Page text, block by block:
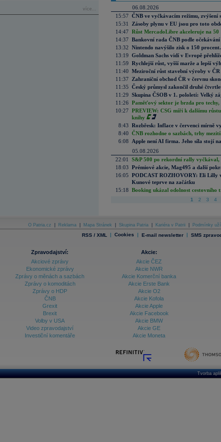
více...
06.08.2026
15:57 ČNB ve vyčkávacím režimu, zvýšení
15:31
Zásoby plynu v EU jsou pro toto
14:47 Růst MercadoLibre akceleruje na
14:37 Bankovní rada ČNB podle
13:32 Nintendo navýšilo zisk o 150
13:19 Goldman Sachs vidí v Evropě
11:59 Rychlejší růst, vyšší marže a lepší
11:40 Meziroční růst stavební výroby v
11:37
Zahraniční obchod ČR v červnu
11:35 Český průmysl zakončil druhé
11:29 Skupina ČSOB v 1. pololetí: Velký
11:26 Paměťový sektor je brzda pro techy,
10:27 PREVIEW: CSG míří k dalšímu
knihy
8:43 Rozbřesk: Inflace v červenci mírně
8:40 ČNB rozhodne o sazbách, trhy
6:08
Apple není AI firma. Jeho síla stojí
05.08.2026
22:01
S&P 500 po rekordní rally vyčkával,
18:03 Prémiové akcie, Mag495 a další
16:05 PODCAST ROZHOVORY: Eli Lilly
Kunové teprve na začátku
15:18 Booking ukázal odolnost cestovního
1 2 3 4
O Patria.cz Reklama Mapa Stránek Skupina Patria Kariéra v Patrii Podmínky
RSS / XML | Cookies | E-mail newsletter | SMS
Zpravodajství:
Akciové zprávy
Ekonomické zprávy
Zprávy o měnách a sazbách
Zprávy o komoditách
Zprávy o HDP
ČNB
Grexit
Brexit
Volby v USA
Video zpravodajství
Investiční komentáře
Akcie:
Akcie ČEZ
Akcie NWR
Akcie Komerční banka
Akcie Erste Bank
Akcie O2
Akcie Kofola
Akcie Apple
Akcie Facebook
Akcie BMW
Akcie GE
Akcie Moneta
Tvorba